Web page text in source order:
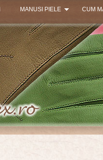
MANUSI PIELE CUM